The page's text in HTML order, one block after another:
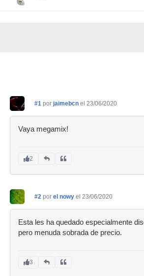
#1 por jaimebcn el 23/06/2020
Vaya megamix!
2
#2 por el nowy el 23/06/2020
Esta les ha quedado especialmente
pero menuda sobrada de precio.
3